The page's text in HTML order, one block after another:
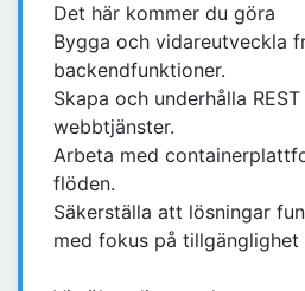
Det här kommer du göra
Bygga och vidareutveckla
backendfunktioner.
Skapa och underhålla
webbtjänster.
Arbeta med
flöden.
Säkerställa att lösningar
med fokus på